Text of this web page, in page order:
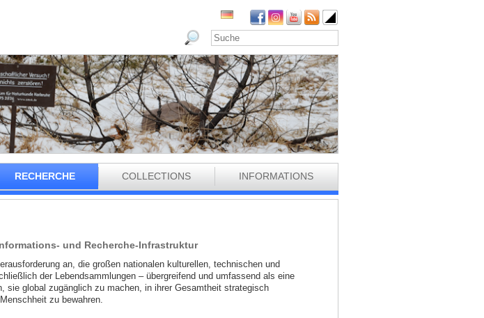
RECHERCHE COLLECTIONS INFORMATIONS
und Recherche-Infrastruktur
an, die großen nationalen kulturellen, technischen und
der Lebendsammlungen – übergreifend und umfassend als eine
sie global zugänglich zu machen, in ihrer Gesamtheit strategisch
zu bewahren.